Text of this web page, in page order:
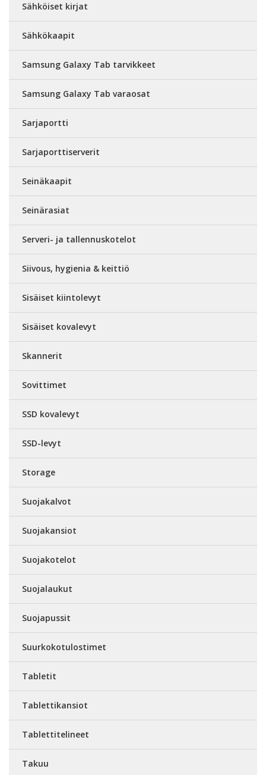
Sähköiset kirjat
Sähkökaapit
Samsung Galaxy Tab tarvikkeet
Samsung Galaxy Tab varaosat
Sarjaportti
Sarjaporttiserverit
Seinäkaapit
Seinärasiat
Serveri- ja tallennuskotelot
Siivous, hygienia & keittiö
Sisäiset kiintolevyt
Sisäiset kovalevyt
Skannerit
Sovittimet
SSD kovalevyt
SSD-levyt
Storage
Suojakalvot
Suojakansiot
Suojakotelot
Suojalaukut
Suojapussit
Suurkokotulostimet
Tabletit
Tablettikansiot
Tablettitelineet
Takuu